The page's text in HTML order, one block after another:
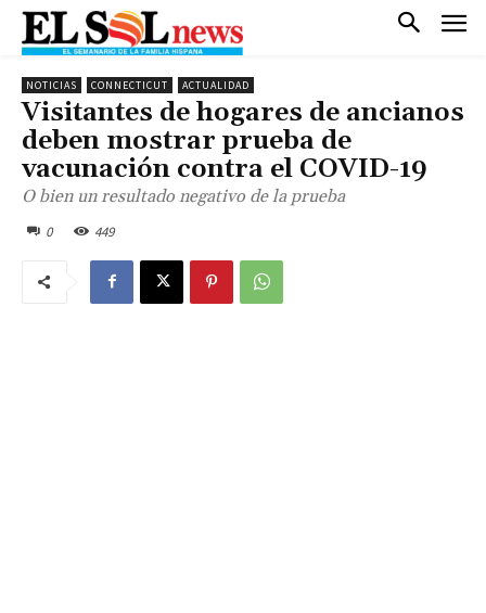
NOTICIAS CONNECTICUT ACTUALIDAD
Visitantes de hogares de ancianos
deben mostrar prueba de
vacunación contra el COVID-19
O bien un resultado negativo de la prueba
0 449